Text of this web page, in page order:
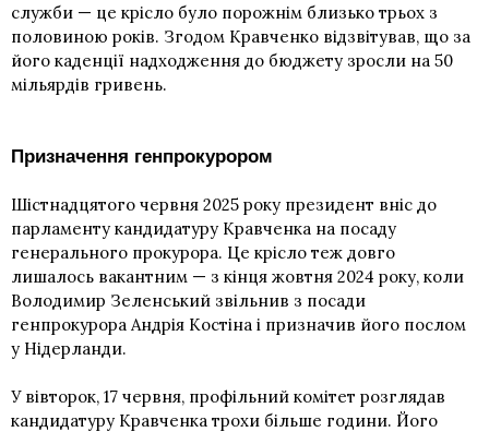
служби — це крісло було порожнім близько трьох з
половиною років. Згодом Кравченко відзвітував, що за
його каденції надходження до бюджету зросли на 50
мільярдів гривень.
Призначення генпрокурором
Шістнадцятого червня 2025 року президент вніс до
парламенту кандидатуру Кравченка на посаду
генерального прокурора. Це крісло теж довго
лишалось вакантним — з кінця жовтня 2024 року, коли
Володимир Зеленський звільнив з посади
генпрокурора Андрія Костіна і призначив його послом
у Нідерланди.
У вівторок, 17 червня, профільний комітет розглядав
кандидатуру Кравченка трохи більше години. Його